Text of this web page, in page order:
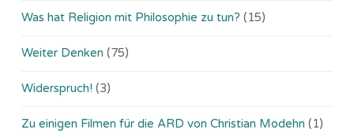
Was hat Religion mit Philosophie zu tun? (15)
Weiter Denken (75)
Widerspruch! (3)
Zu einigen Filmen für die ARD von Christian Modehn (1)